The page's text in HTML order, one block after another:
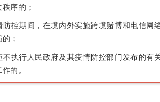
序的；
防控期间，在境内外实施跨境赌博和电信网
；
不执行人民政府及其疫情防控部门发布的有
的。